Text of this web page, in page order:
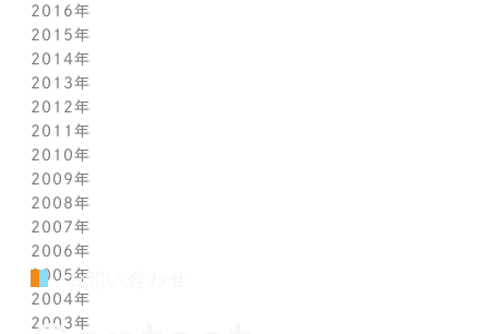
4月(1)
3月(1)
2月(1)
1月(2)
4月(1)
3月(1)
2月(1)
1月(2)
5月(1)
4月(1)
3月(1)
2月(1)
1月(2)
6月(1)
5月(1)
4月(1)
3月(2)
1月(2)
7月(1)
6月(1)
5月(1)
4月(1)
3月(1)
2月(1)
1月(2)
6月(2)
5月(2)
4月(3)
3月(2)
2月(1)
9月(2)
7月(1)
6月(2)
4月(1)
3月(1)
2月(1)
1月(1)
11月(1)
10月(1)
9月(2)
8月(1)
7月(1)
5月(1)
4月(1)
3月(1)
2月(1)
1月(1)
12月(1)
11月(1)
10月(1)
9月(1)
8月(1)
7月(1)
6月(1)
5月(1)
4月(1)
3月(1)
2月(1)
1月(1)
2016年
12月(1)
11月(1)
10月(1)
9月(1)
8月(1)
7月(1)
6月(1)
5月(1)
4月(1)
3月(1)
2月(1)
1月(1)
2015年
12月(1)
11月(1)
10月(1)
9月(1)
8月(1)
7月(1)
6月(1)
5月(1)
4月(1)
3月(1)
2月(1)
1月(1)
2014年
12月(1)
11月(1)
10月(1)
9月(1)
8月(1)
7月(1)
6月(1)
5月(1)
4月(1)
3月(1)
2月(1)
2013年
12月(1)
11月(1)
10月(1)
9月(1)
8月(1)
7月(1)
6月(1)
5月(1)
4月(1)
3月(1)
2012年
12月(1)
11月(1)
10月(1)
9月(1)
8月(1)
7月(1)
6月(1)
5月(1)
4月(1)
2011年
12月(1)
11月(1)
10月(1)
9月(1)
8月(1)
7月(1)
6月(1)
5月(1)
2010年
12月(1)
11月(1)
10月(1)
9月(1)
8月(1)
7月(1)
6月(1)
2009年
12月(1)
11月(1)
10月(1)
9月(1)
8月(1)
7月(1)
2008年
12月(1)
11月(1)
10月(1)
9月(1)
8月(1)
2007年
12月(1)
11月(1)
10月(1)
9月(1)
2006年
12月(1)
11月(1)
10月(1)
2005年
12月(1)
11月(1)
2004年
12月(1)
2003年
お問い合わせ